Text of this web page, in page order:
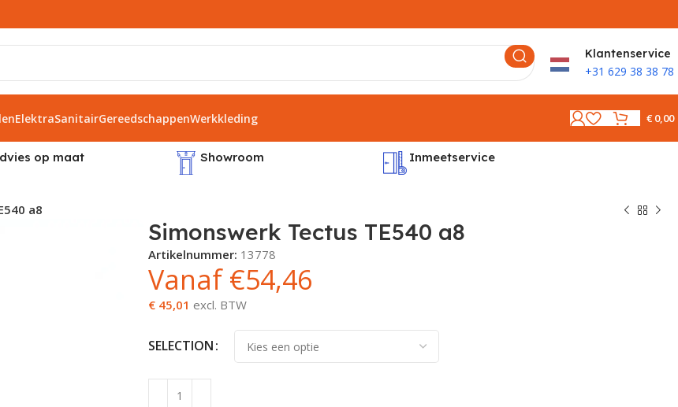
Klantenservice
+31 629 38 38 78
ElektraSanitairGereedschappenWerkkleding €0,00
op maat Showroom Inmeetservice
a8
Simonswerk Tectus TE540 a8
Artikelnummer: 13778
Vanaf€54,46
€ 45,01 excl. BTW
SELECTION